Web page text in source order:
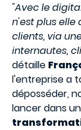
"Avec le
n'est plus elle
clients, via
internautes,
détaille
l'entreprise a
déposséder,
lancer dans